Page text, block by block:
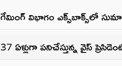
గేమింగ్ విభాగం ఎక్స్‌బాక్స్‌లో
37 ఏళ్లుగా పనిచేస్తున్న వైస్